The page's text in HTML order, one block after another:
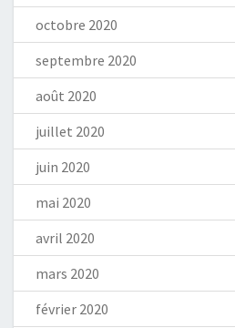
octobre 2020
septembre 2020
août 2020
juillet 2020
juin 2020
mai 2020
avril 2020
mars 2020
février 2020